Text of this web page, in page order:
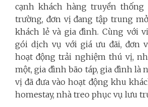
cạnh khách hàng truyền thống
trường, đơn vị đang tập trung
khách lẻ và gia đình. Cùng với
gói dịch vụ với giá ưu đãi, đơn
hoạt động trải nghiệm thú vị,
một, gia đình bão táp, gia đình là
vị đã đưa vào hoạt động khu
homestay, nhà treo phục vụ lưu